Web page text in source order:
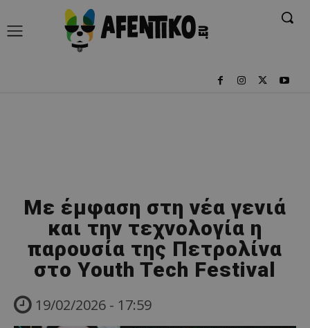
Με έμφαση στη νέα γενιά
και την τεχνολογία η
παρουσία της Πετρολίνα
στο Youth Tech Festival
19/02/2026 - 17:59